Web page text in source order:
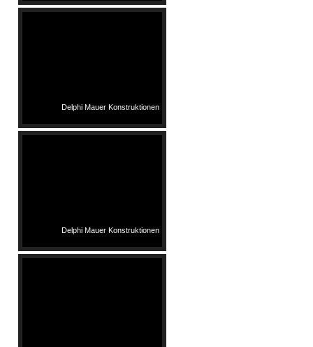
Delphi Mauer Konstruktionen
Delphi Mauer Konstruktionen